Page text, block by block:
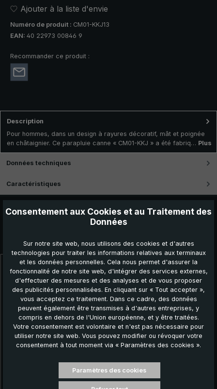
Ajouter à la liste d'envie
Numéro de produit : CM01-KKJ13
EAN: 40 22973 00846 9
Recommander ce produit :
Description
Pour hommes, dans un design à rayures décoratif, mât et poignée
en châtaignier. Ce parapluie canne « CM01-KKJ » a été fabriq… Plus
Données techniques
Caractéristiques
Ignorer la galerie de produits
Consentement aux Cookies et au Traitement des
Données
Sur notre site web, nous utilisons des cookies et d'autres
technologies pour traiter les informations relatives aux terminaux
et les données personnelles. Cela nous permet d'assurer la
fonctionnalité de notre site web, d'intégrer des services externes,
d'effectuer des mesures et des analyses et de vous proposer
des publicités personnalisées. En cliquant sur « Tout accepter »,
vous acceptez ce traitement. Dans ce cadre, des données
peuvent également être transmises à d'autres entreprises, y
compris en dehors de l'Union européenne, et y être traitées.
Votre consentement est volontaire et n'est pas nécessaire pour
utiliser notre site web. Vous pouvez modifier ou révoquer votre
consentement à tout moment via « Paramètres des cookies ».
Paramètres des cookies